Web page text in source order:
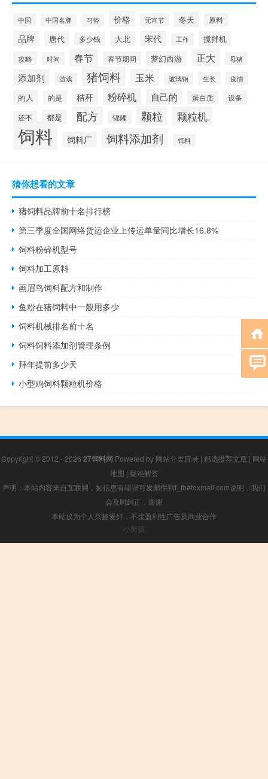
中国 中国名牌 习俗 价格 元宵节 冬天 原料
品牌 唐代 多少钱 大北 宋代 工作 搅拌机
攻略 时间 春节 春节期间 梦幻西游 正大 母猪
添加剂 游戏 猪饲料 玉米 玻璃钢 生长 疫情
的人 的是 秸秆 粉碎机 自己的 蛋白质 设备
还不 都是 配方 锦鲤 颗粒 颗粒机
饲料 饲料厂 饲料添加剂 饵料
猜你想看的文章
猪饲料品牌前十名排行榜
第三季度全国网络货运企业上传运单量同比增长16.8%
饲料粉碎机型号
饲料加工原料
画眉鸟饲料配方和制作
鱼粉在猪饲料中一般用多少
饲料机械排名前十名
饲料饲料添加剂管理条例
拜年提前多少天
小型鸡饲料颗粒机价格
Copyright © 2012 - 2026 27饲料网 Powered by 网站分类目录 | 精选推荐文章 | 网站
地图 | 疑难解答
声明：本站内容来自互联网，如信息有错误可发邮件到f_fb#foxmail.com说明，我们
会及时纠正，谢谢
本站仅为个人兴趣爱好，不接盈利性广告及商业合作
小男孩